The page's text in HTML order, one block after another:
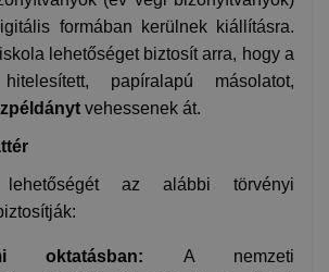
formában kerülnek kiállításra.
lehetőséget biztosít arra, hogy a
papíralapú másolatot,
vehessenek át.
az alábbi törvényi
oktatásban: A nemzeti